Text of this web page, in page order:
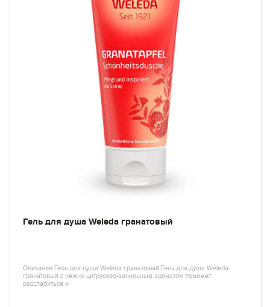
Гель для душа Weleda гранатовый
Описание Гель для душа Weleda гранатовый Гель для душа Weleda
гранатовый с нежно цитрусово-ванильным ароматом поможет
расслабиться и